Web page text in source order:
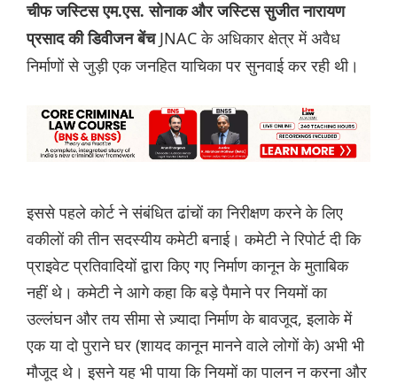
चीफ जस्टिस एम.एस. सोनाक और जस्टिस सुजीत नारायण
प्रसाद की डिवीजन बेंच JNAC के अधिकार क्षेत्र में अवैध
निर्माणों से जुड़ी एक जनहित याचिका पर सुनवाई कर रही थी।
इससे पहले कोर्ट ने संबंधित ढांचों का निरीक्षण करने के लिए
वकीलों की तीन सदस्यीय कमेटी बनाई। कमेटी ने रिपोर्ट दी कि
प्राइवेट प्रतिवादियों द्वारा किए गए निर्माण कानून के मुताबिक
नहीं थे। कमेटी ने आगे कहा कि बड़े पैमाने पर नियमों का
उल्लंघन और तय सीमा से ज़्यादा निर्माण के बावजूद, इलाके में
एक या दो पुराने घर (शायद कानून मानने वाले लोगों के) अभी भी
मौजूद थे। इसने यह भी पाया कि नियमों का पालन न करना और